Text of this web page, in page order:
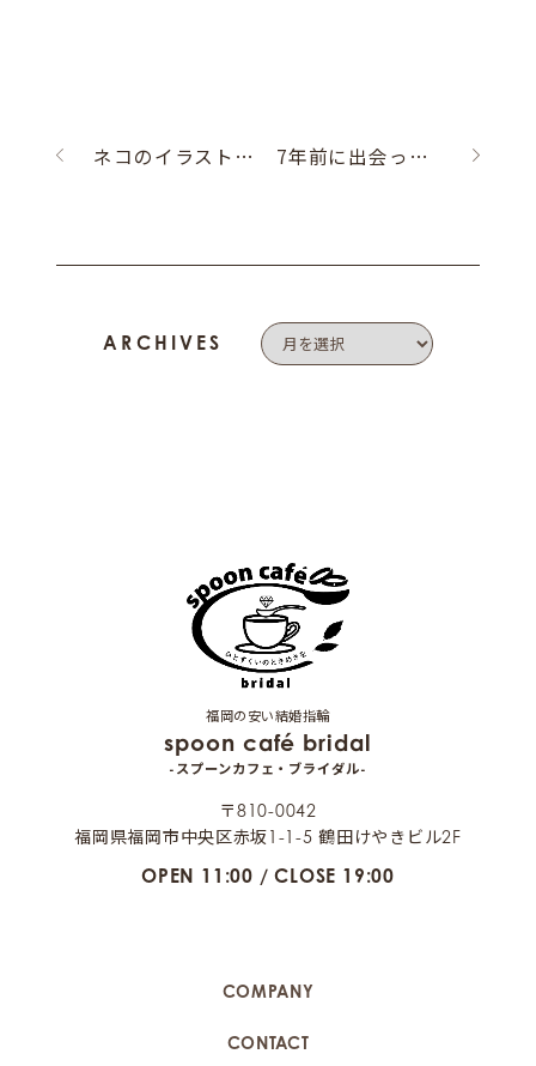
ネコのイラスト刻印 7年前に出会ったピアス☆
ARCHIVES
福岡の安い結婚指輪
spoon café bridal
-スプーンカフェ・ブライダル-
〒810-0042
福岡県福岡市中央区赤坂1-1-5 鶴田けやきビル2F
OPEN 11:00 / CLOSE 19:00
COMPANY
CONTACT